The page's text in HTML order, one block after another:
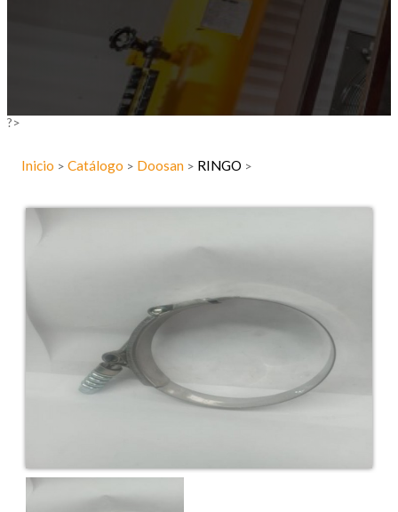
?>
Inicio > Catálogo > Doosan > RINGO >